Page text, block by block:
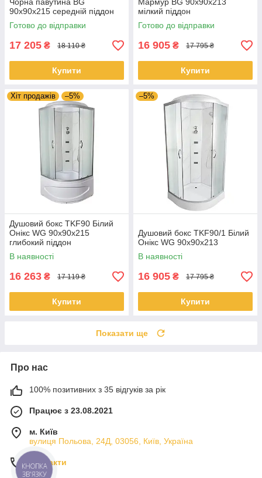
Чорна павутина BG
90x90x215 середній піддон
Готово до відправки
17 205 ₴ 18 110 ₴
Купити
Мармур BG 90x90x213
мілкий піддон
Готово до відправки
16 905 ₴ 17 795 ₴
Купити
Хіт продажів –5%
Душовий бокс TKF90 Білий
Онікс WG 90x90x215
глибокий піддон
В наявності
16 263 ₴ 17 119 ₴
Купити
–5%
Душовий бокс TKF90/1 Білий
Онікс WG 90x90x213
В наявності
16 905 ₴ 17 795 ₴
Купити
Показати ще
Про нас
100% позитивних з 35 відгуків за рік
Працює з 23.08.2021
м. Київ
вулиця Польова, 24Д, 03056, Київ, Україна
Контакти
КНОПКА
ЗВ'ЯЗКУ